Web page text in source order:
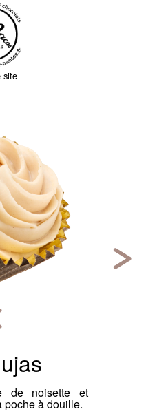
site
de noisette et
poche à douille.